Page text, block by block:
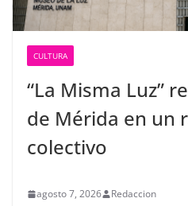
CULTURA
“La Misma Luz”
de Mérida en un
colectivo
agosto 7, 2026 Redaccion